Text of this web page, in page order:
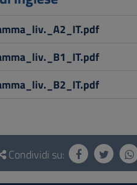
Condividi su: